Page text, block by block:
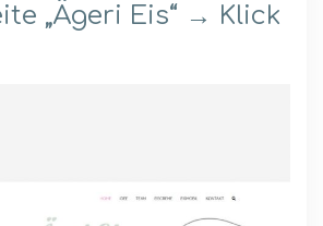
„Ägeri Eis“ → Klick